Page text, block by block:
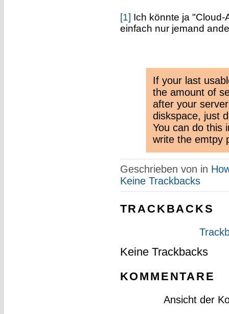
[1] Ich könnte ja
einfach nur jemand
If your last
the amount of
after your
diskspace, just
You can do this
write the emtpy
Geschrieben von in
Keine Trackbacks
TRACKBACKS
Keine Trackbacks
KOMMENTARE
Ansicht der